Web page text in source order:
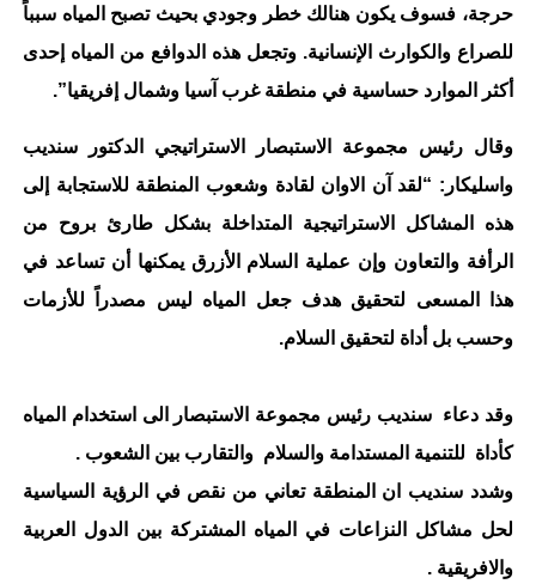
حرجة، فسوف يكون هنالك خطر وجودي بحيث تصبح المياه سبباً
للصراع والكوارث الإنسانية. وتجعل هذه الدوافع من المياه إحدى
أكثر الموارد حساسية في منطقة غرب آسيا وشمال إفريقيا”.
وقال رئيس مجموعة الاستبصار الاستراتيجي الدكتور سنديب
واسليكار: “لقد آن الاوان لقادة وشعوب المنطقة للاستجابة إلى
هذه المشاكل الاستراتيجية المتداخلة بشكل طارئ بروح من
الرأفة والتعاون وإن عملية السلام الأزرق يمكنها أن تساعد في
هذا المسعى لتحقيق هدف جعل المياه ليس مصدراً للأزمات
وحسب بل أداة لتحقيق السلام.
وقد دعاء سنديب رئيس مجموعة الاستبصار الى استخدام المياه
كأداة للتنمية المستدامة والسلام والتقارب بين الشعوب .
وشدد سنديب ان المنطقة تعاني من نقص في الرؤية السياسية
لحل مشاكل النزاعات في المياه المشتركة بين الدول العربية
والافريقية .